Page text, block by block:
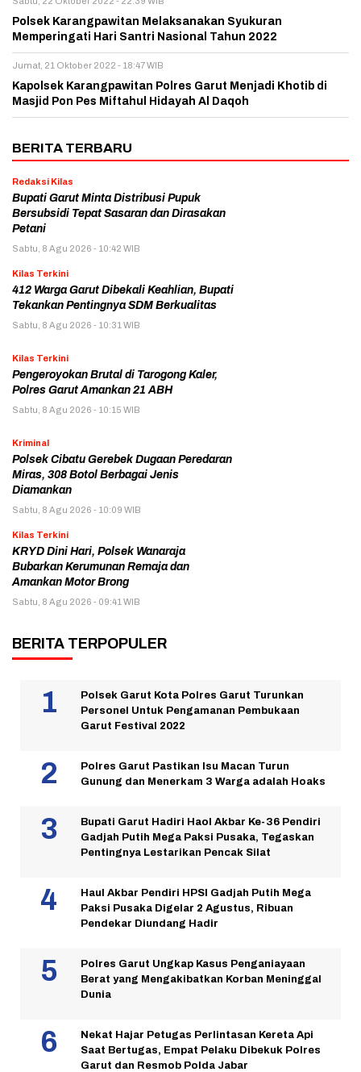
Polsek Karangpawitan Melaksanakan Syukuran
Memperingati Hari Santri Nasional Tahun 2022
Jumat, 21 Oktober 2022 - 18:47 WIB
Kapolsek Karangpawitan Polres Garut Menjadi Khotib di
Masjid Pon Pes Miftahul Hidayah Al Daqoh
BERITA TERBARU
Redaksi Kilas
Bupati Garut Minta Distribusi Pupuk
Bersubsidi Tepat Sasaran dan Dirasakan
Petani
Sabtu, 8 Agu 2026 - 10:42 WIB
Kilas Terkini
412 Warga Garut Dibekali Keahlian, Bupati
Tekankan Pentingnya SDM Berkualitas
Sabtu, 8 Agu 2026 - 10:31 WIB
Kilas Terkini
Pengeroyokan Brutal di Tarogong Kaler,
Polres Garut Amankan 21 ABH
Sabtu, 8 Agu 2026 - 10:15 WIB
Kriminal
Polsek Cibatu Gerebek Dugaan Peredaran
Miras, 308 Botol Berbagai Jenis
Diamankan
Sabtu, 8 Agu 2026 - 10:09 WIB
Kilas Terkini
KRYD Dini Hari, Polsek Wanaraja
Bubarkan Kerumunan Remaja dan
Amankan Motor Brong
Sabtu, 8 Agu 2026 - 09:41 WIB
BERITA TERPOPULER
Polsek Garut Kota Polres Garut Turunkan
Personel Untuk Pengamanan Pembukaan
Garut Festival 2022
Polres Garut Pastikan Isu Macan Turun
Gunung dan Menerkam 3 Warga adalah Hoaks
Bupati Garut Hadiri Haol Akbar Ke-36 Pendiri
Gadjah Putih Mega Paksi Pusaka, Tegaskan
Pentingnya Lestarikan Pencak Silat
Haul Akbar Pendiri HPSI Gadjah Putih Mega
Paksi Pusaka Digelar 2 Agustus, Ribuan
Pendekar Diundang Hadir
Polres Garut Ungkap Kasus Penganiayaan
Berat yang Mengakibatkan Korban Meninggal
Dunia
Nekat Hajar Petugas Perlintasan Kereta Api
Saat Bertugas, Empat Pelaku Dibekuk Polres
Garut dan Resmob Polda Jabar